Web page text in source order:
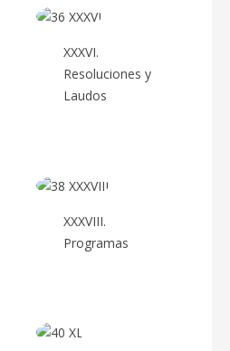
XXXVI.
Resoluciones y
Laudos
XXXVIII.
Programas